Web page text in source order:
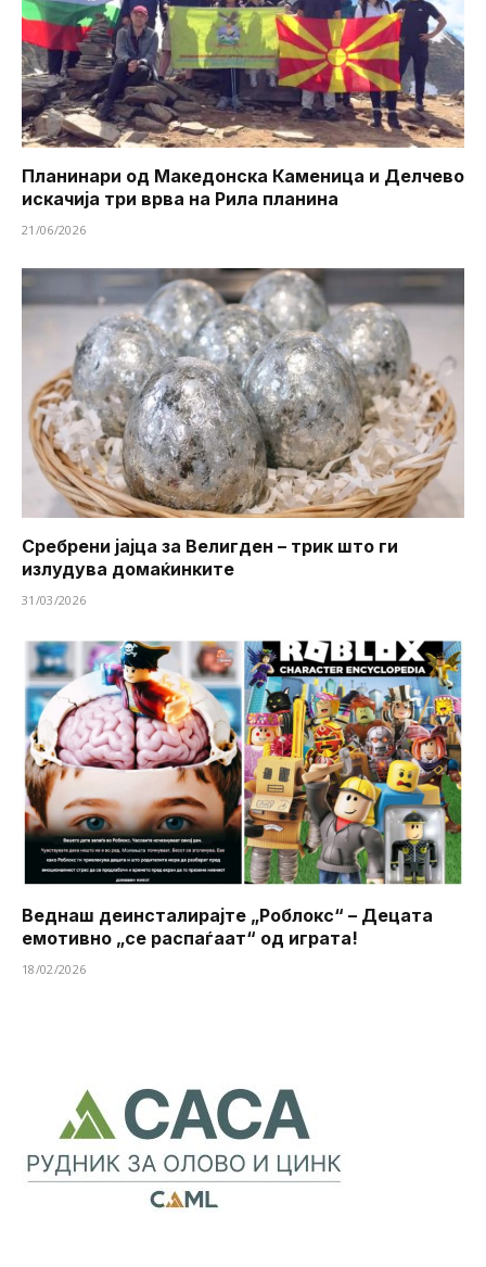
Планинари од Македонска Каменица и Делчево
искачија три врва на Рила планина
21/06/2026
Сребрени јајца за Велигден – трик што ги
излудува домаќинките
31/03/2026
Веднаш деинсталирајте „Роблокс“ – Децата
емотивно „се распаѓаат“ од играта!
18/02/2026